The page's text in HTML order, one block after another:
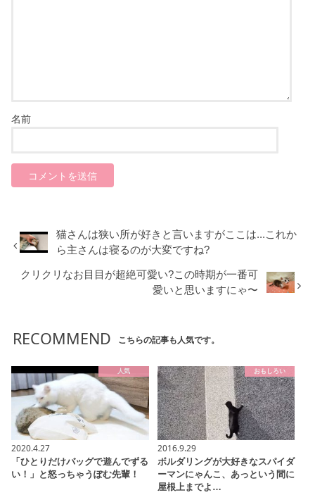
名前
猫さんは狭い所が好きと言いますがここは...これか
ら主さんは寝るのが大変ですね?
クリクリなお目目が超絶可愛い?この時期が一番可
愛いと思いますにゃ〜
RECOMMEND こちらの記事も人気です。
人気
2020.4.27
「ひとりだけバッグで遊んでずる
い！」と怒っちゃうぽむ先輩！
おもしろい
2016.9.29
ボルダリングが大好きなスパイダ
ーマンにゃんこ、あっという間に
屋根上までよ…